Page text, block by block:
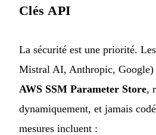
Clés API
La sécurité est une priorité.
Mistral AI, Anthropic, Google)
AWS SSM Parameter Store,
dynamiquement, et jamais
mesures incluent :